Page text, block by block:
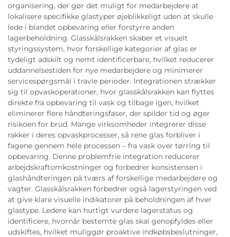
organisering, der gør det muligt for medarbejdere at
lokalisere specifikke glastyper øjeblikkeligt uden at skulle
lede i blandet opbevaring eller forstyrre anden
lagerbeholdning. Glasskålsrakken skaber et visuelt
styringssystem, hvor forskellige kategorier af glas er
tydeligt adskilt og nemt identificerbare, hvilket reducerer
uddannelsestiden for nye medarbejdere og minimerer
servicespørgsmål i travle perioder. Integrationen strækker
sig til opvaskoperationer, hvor glasskålsrakken kan flyttes
direkte fra opbevaring til vask og tilbage igen, hvilket
eliminerer flere håndteringsfaser, der spilder tid og øger
risikoen for brud. Mange virksomheder integrerer disse
rakker i deres opvaskprocesser, så rene glas forbliver i
fagene gennem hele processen – fra vask over tørring til
opbevaring. Denne problemfrie integration reducerer
arbejdskraftomkostninger og forbedrer konsistensen i
glashåndteringen på tværs af forskellige medarbejdere og
vagter. Glasskålsrakken forbedrer også lagerstyringen ved
at give klare visuelle indikatorer på beholdningen af hver
glastype. Ledere kan hurtigt vurdere lagerstatus og
identificere, hvornår bestemte glas skal genopfyldes eller
udskiftes, hvilket muliggør proaktive indkøbsbeslutninger,